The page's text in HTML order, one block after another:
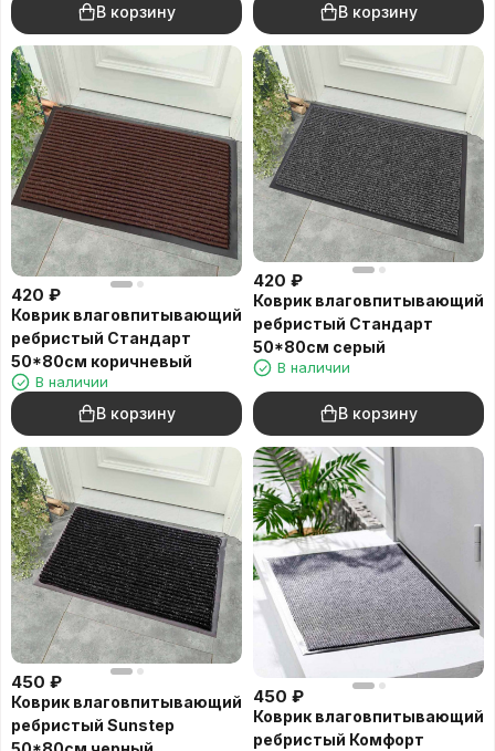
В корзину В корзину
420 ₽
Коврик влаговпитывающий
ребристый Стандарт
50*80см коричневый
В наличии
В корзину
420 ₽
Коврик влаговпитывающий
ребристый Стандарт
50*80см серый
В наличии
В корзину
450 ₽
Коврик влаговпитывающий
ребристый Sunstep
450 ₽
Коврик влаговпитывающий
ребристый Комфорт